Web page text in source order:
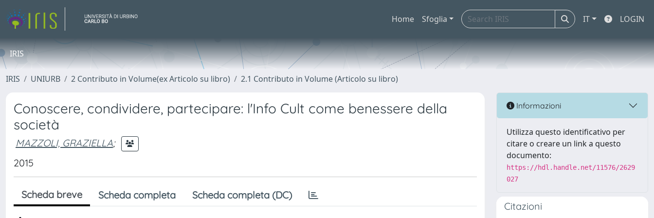
Home Sfoglia IT LOGIN
IRIS
IRIS UNIURB 2 Contributo in Volume(ex Articolo su libro) 2.1 Contributo in Volume (Articolo su libro)
Conoscere, condividere, partecipare: l'Info Cult come benessere della
società
MAZZOLI, GRAZIELLA;
2015
Scheda breve Scheda completa Scheda completa (DC)
Informazioni
Utilizza questo identificativo per
citare o creare un link a questo
documento:
https://hdl.handle.net/11576/2629
027
Citazioni